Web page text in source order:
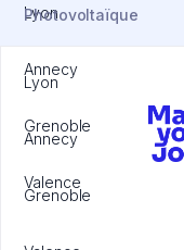
Lyon
Annecy
Grenoble
Valence
Photovoltaïque
Lyon
Annecy
Grenoble